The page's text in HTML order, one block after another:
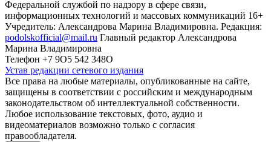
Федеральной службой по надзору в сфере связи,
информационных технологий и массовых коммуникаций 16+
Учредитель: Александрова Марина Владимировна. Редакция:
podolskofficial@mail.ru Главный редактор Александрова
Марина Владимировна
Телефон +7 9О5 542 348О
Устав редакции сетевого издания
Все права на любые материалы, опубликованные на сайте,
защищены в соответствии с российским и международным
законодательством об интеллектуальной собственности.
Любое использование текстовых, фото, аудио и
видеоматериалов возможно только с согласия
правообладателя.